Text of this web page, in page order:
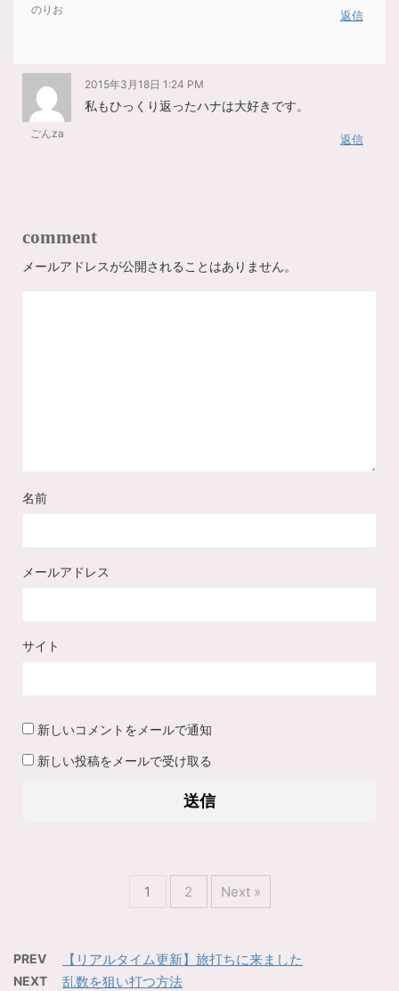
のりお 返信
ごんza
2015年3月18日 1:24 PM
私もひっくり返ったハナは大好きです。
返信
comment
メールアドレスが公開されることはありません。
名前
メールアドレス
サイト
新しいコメントをメールで通知
新しい投稿をメールで受け取る
1 2 Next »
PREV 【リアルタイム更新】旅打ちに来ました
NEXT 乱数を狙い打つ方法